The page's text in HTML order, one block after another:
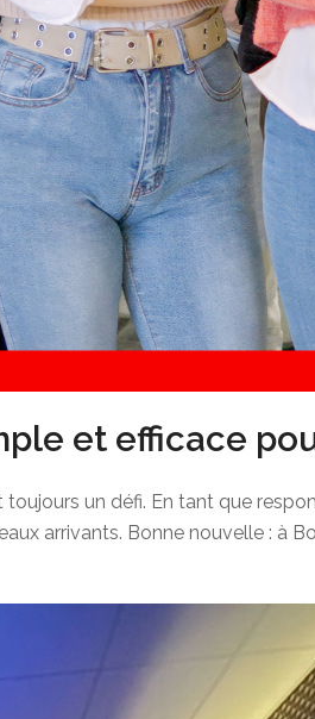
et efficace
un défi. En tant que
arrivants. Bonne nouvelle : à